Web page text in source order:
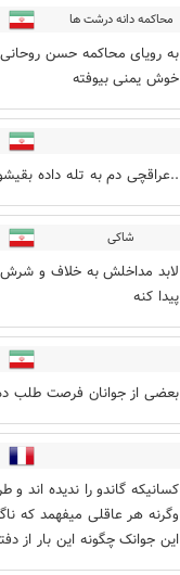
محاکمه دانه درشت ها
به رویای محاکمه حسن
خوش یمنی بیوفته
..عراقچی دم به تله داده
شاکی
لابد مداخلش به خلاف و
پیدا کنه
بعضی از جوانان فرصت طلب
کسانیکه گاندو را ندیده اند
وگرنه هر عاقلی میفهمد که
این جوانک چگونه این بار از